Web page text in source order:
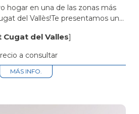
hogar en una de las zonas más
del Vallès!Te presentamos una
Rius i Taulet...
Cugat del Valles]
a consultar
MÁS INFO.